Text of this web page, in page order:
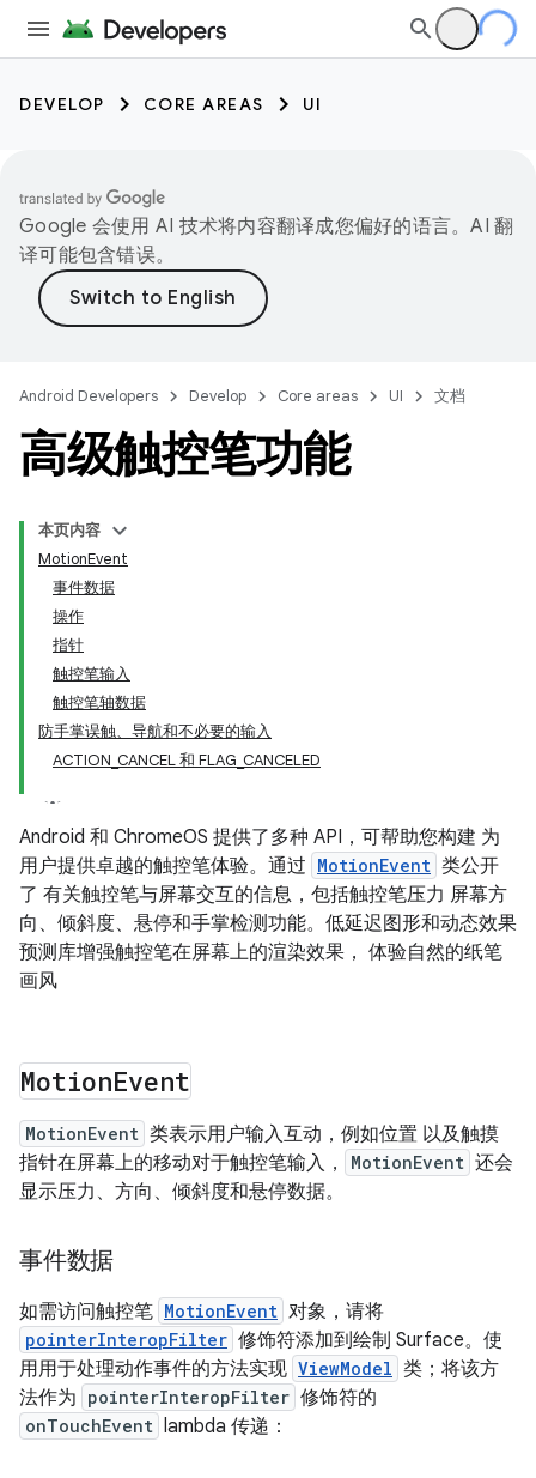
DEVELOP CORE AREAS UI
Google 会使用 AI 技术将内容翻译成您偏好的语言。AI 翻
译可能包含错误。
Android Developers Develop Core areas UI 文档
高级触控笔功能
本页内容
MotionEvent
事件数据
操作
指针
触控笔输入
触控笔轴数据
防手掌误触、导航和不必要的输入
ACTION_CANCEL 和 FLAG_CANCELED
Android 和 ChromeOS 提供了多种 API，可帮助您构建 为
用户提供卓越的触控笔体验。通过 MotionEvent 类公开
了 有关触控笔与屏幕交互的信息，包括触控笔压力 屏幕方
向、倾斜度、悬停和手掌检测功能。低延迟图形和动态效果
预测库增强触控笔在屏幕上的渲染效果， 体验自然的纸笔
画风
MotionEvent
MotionEvent 类表示用户输入互动，例如位置 以及触摸
指针在屏幕上的移动对于触控笔输入，
MotionEvent 还会
显示压力、方向、倾斜度和悬停数据。
事件数据
如需访问触控笔 MotionEvent 对象，请将
pointerInteropFilter 修饰符添加到绘制 Surface。使
用用于处理动作事件的方法实现 ViewModel 类；将该方
法作为 pointerInteropFilter 修饰符的
onTouchEvent lambda 传递：